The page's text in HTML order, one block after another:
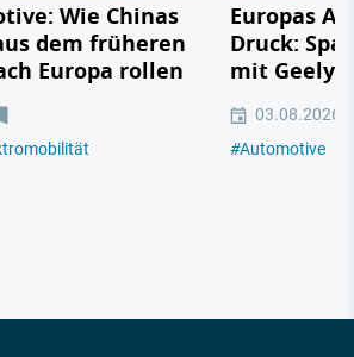
Wie Chinas
dem früheren
Europa rollen
Europas
Druck:
mit Geely,
03.08.2026
#Automotive